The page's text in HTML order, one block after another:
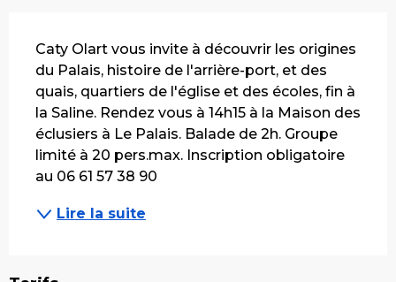
Caty Olart vous invite à découvrir les origines
du Palais, histoire de l'arrière-port, et des
quais, quartiers de l'église et des écoles, fin à
la Saline. Rendez vous à 14h15 à la Maison des
éclusiers à Le Palais. Balade de 2h. Groupe
limité à 20 pers.max. Inscription obligatoire
au 06 61 57 38 90
Lire la suite